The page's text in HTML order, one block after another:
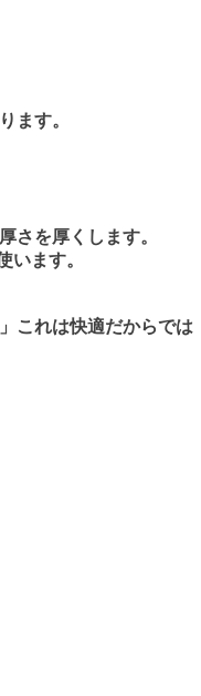
ます。
さを厚くします。
います。
これは快適だからでは